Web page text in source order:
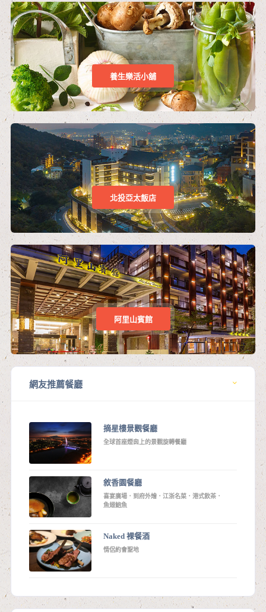
養生樂活小舖
北投亞太飯店
阿里山賓館
網友推薦餐廳
摘星樓景觀餐廳
全球首座煙囪上的景觀旋轉餐廳
敘香園餐廳
喜宴廣場．到府外燴．江浙名菜．港式飲茶．
魚翅鮑魚
Naked 裸餐酒
情侶約會聖地